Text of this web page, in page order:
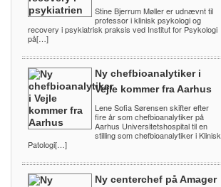
Stine Bjerrum Møller er udnævnt til
professor i klinisk psykologi og
recovery i psykiatrisk praksis ved Institut for Psykologi
på[…]
Ny chefbioanalytiker i
Vejle kommer fra Aarhus
Lene Sofia Sørensen skifter efter
fire år som chefbioanalytiker på
Aarhus Universitetshospital til en
stilling som chefbioanalytiker i Klinisk
Patologi[…]
Ny centerchef på Amager